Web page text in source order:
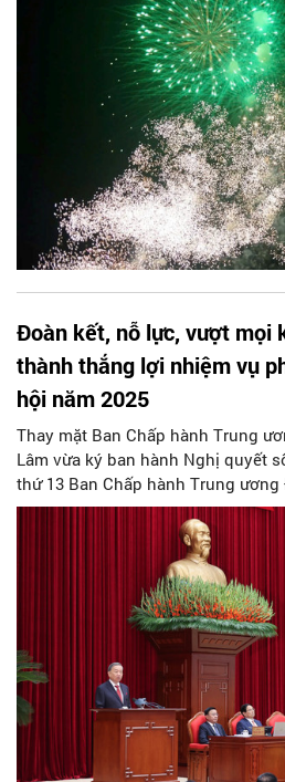
Đoàn kết, nỗ lực, vượt mọi
thành thắng lợi nhiệm vụ
hội năm 2025
Thay mặt Ban Chấp hành Trung
Lâm vừa ký ban hành Nghị quyết
thứ 13 Ban Chấp hành Trung
hành Trung ương kêu gọi toàn
chung sức, đồng lòng, đoàn kết,
mọi khó khăn, thách thức, hoàn
phát triển kinh tế - xã hội năm
hội đảng bộ các cấp tiến tới Đại